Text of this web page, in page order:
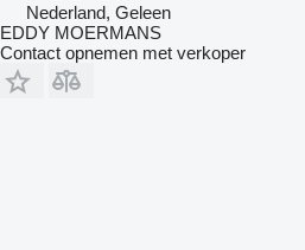
Nederland, Geleen
EDDY MOERMANS
Contact opnemen met verkoper